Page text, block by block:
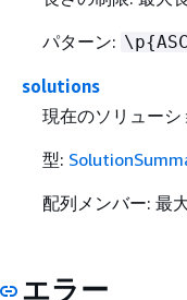
パターン: \p{
solutions
現在のソリューシ
型:
配列メンバー: 最
エラー